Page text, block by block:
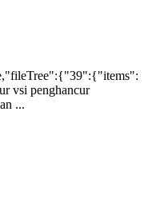
vsi penghancur
...